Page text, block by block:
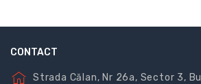
CONTACT
Strada Călan, Nr 26a, Sector 3,